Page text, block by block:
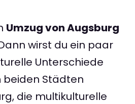
Umzug von Augsburg
wirst du ein paar
Unterschiede
beiden Städten
die multikulturelle